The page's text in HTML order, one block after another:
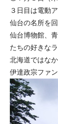
３日目は電動
仙台の名所を回
仙台博物館、
たちの好きな
北海道ではな
伊達政宗ファ